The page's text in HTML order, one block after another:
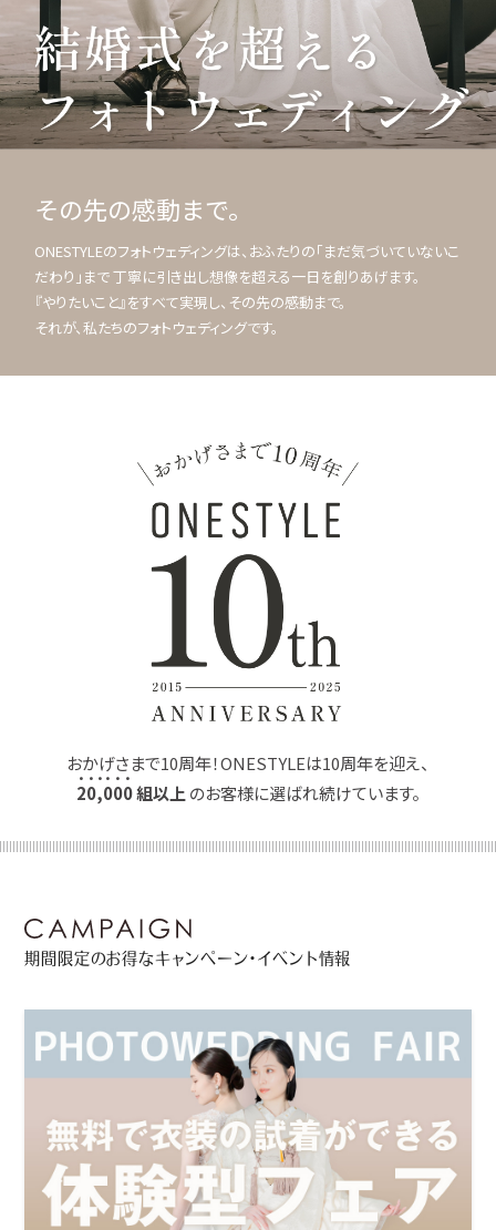
その先の感動まで。
ONESTYLEのフォトウェディングは、おふたりの「まだ気づいていないこ
だわり」まで 丁寧に引き出し想像を超える一日を創りあげます。
『やりたいこと』をすべて実現し、その先の感動まで。
それが、私たちのフォトウェディングです。
おかげさまで10周年！ONESTYLEは10周年を迎え、
20,000組以上 のお客様に選ばれ続けています。
期間限定のお得なキャンペーン・イベント情報